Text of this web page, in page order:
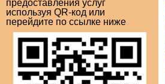
предоставления услуг
используя QR-код или
перейдите по ссылке ниже